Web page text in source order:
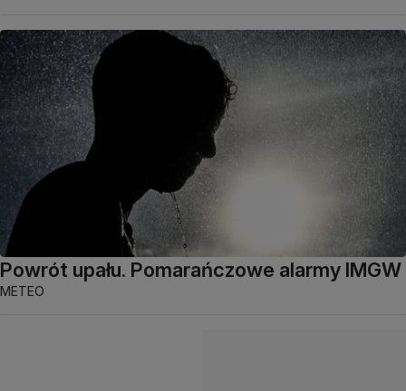
Powrót upału. Pomarańczowe alarmy IMGW
METEO